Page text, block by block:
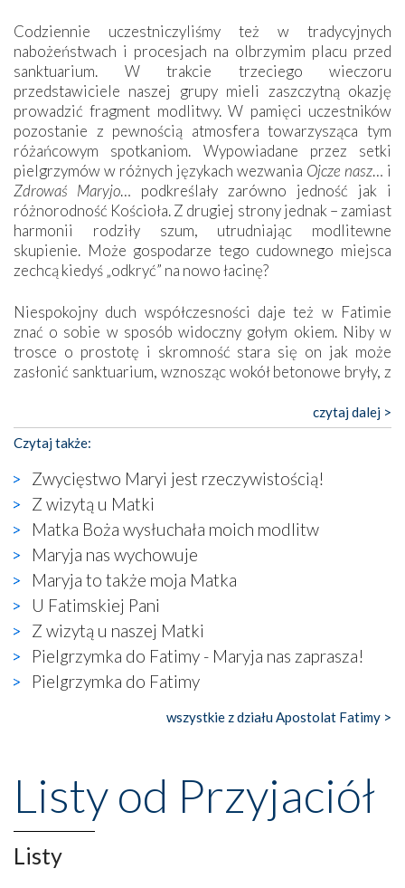
Codziennie uczestniczyliśmy też w tradycyjnych
nabożeństwach i procesjach na olbrzymim placu przed
sanktuarium. W trakcie trzeciego wieczoru
przedstawiciele naszej grupy mieli zaszczytną okazję
prowadzić fragment modlitwy. W pamięci uczestników
pozostanie z pewnością atmosfera towarzysząca tym
różańcowym spotkaniom. Wypowiadane przez setki
pielgrzymów w różnych językach wezwania Ojcze nasz… i
Zdrowaś Maryjo… podkreślały zarówno jedność jak i
różnorodność Kościoła. Z drugiej strony jednak – zamiast
harmonii rodziły szum, utrudniając modlitewne
skupienie. Może gospodarze tego cudownego miejsca
zechcą kiedyś „odkryć” na nowo łacinę?
Niespokojny duch współczesności daje też w Fatimie
znać o sobie w sposób widoczny gołym okiem. Niby w
trosce o prostotę i skromność stara się on jak może
zasłonić sanktuarium, wznosząc wokół betonowe bryły, z
katolickiego kultu. Tylko co wspólnego z żywą,
autentyczną wiarą mogą mieć płaskie, szare bunkry albo
kaplice, w których Tabernakulum przypomina bardziej
skrzynkę na narzędzia? Albo co powiedzieć o ustawionym
tuż przy nowej bazylice wielkim krzyżu, na którym
zamiast Chrystusa umieszczono dziwaczną postać jakby
wyjętą ze starożytnych hieroglifów? W kulturowym
kontekście naszych czasów to raczej karykatura niż godny
wizerunek Zbawiciela…
Zatem nawet w bezpośrednim otoczeniu sanktuarium
naocznie przekonaliśmy się, że wewnątrz Kościoła toczy
się ogromna walka o kształt katolicyzmu i o serca
wierzących. Do czego to zmaganie może prowadzić,
widzieliśmy w urokliwym, niewielkim mieście Obidos,
gdzie w miejscu dawnego kościoła działa dzisiaj…
przeniosły nas do czasów, gdy świątynie bez wątpienia
wznoszono na chwałę Bożą, na przykład – w podzięce za
Opatrznościową pomoc w wygranej bitwie o
niepodległość kraju. Zachwyt budziła potężna, a zarazem
misterna architektura tych monumentalnych dzieł,
czytaj dalej >
Czytaj także:
Zwycięstwo Maryi jest rzeczywistością!
Z wizytą u Matki
Matka Boża wysłuchała moich modlitw
Maryja nas wychowuje
Maryja to także moja Matka
U Fatimskiej Pani
Z wizytą u naszej Matki
Pielgrzymka do Fatimy - Maryja nas zaprasza!
Pielgrzymka do Fatimy
wszystkie z działu Apostolat Fatimy >
Listy od Przyjaciół
Listy